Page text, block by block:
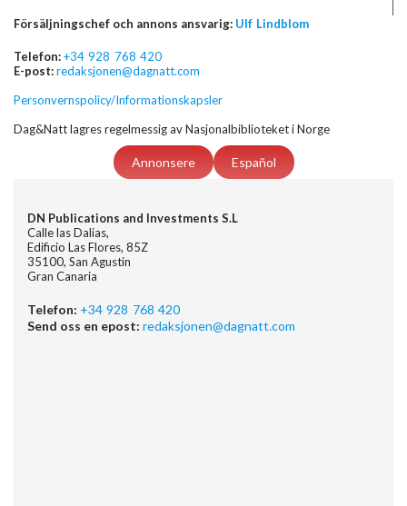
Försäljningschef och annons ansvarig: Ulf Lindblom
Telefon:+34 928 768 420
E-post:redaksjonen@dagnatt.com
Personvernspolicy/Informationskapsler
Dag&Natt lagres regelmessig av Nasjonalbiblioteket i Norge
Annonsere Español
DN Publications and Investments S.L
Calle las Dalias,
Edificio Las Flores, 85Z
35100, San Agustin
Gran Canaria
Telefon: +34 928 768 420
Send oss en epost: redaksjonen@dagnatt.com